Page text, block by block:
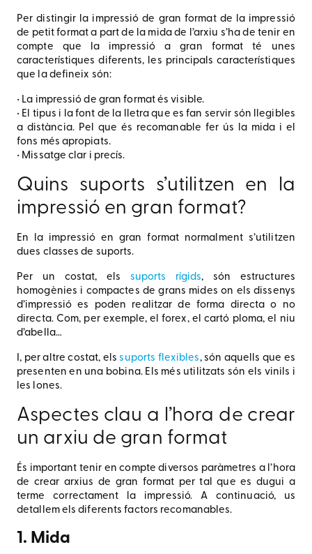
Per distingir la impressió de gran format de la impressió
de petit format a part de la mida de l’arxiu s’ha de tenir en
compte que la impressió a gran format té unes
característiques diferents, les principals característiques
que la defineix són:
• La impressió de gran format és visible.
• El tipus i la font de la lletra que es fan servir són llegibles
a distància. Pel que és recomanable fer ús la mida i el
fons més apropiats.
• Missatge clar i precís.
Quins suports s’utilitzen en la
impressió en gran format?
En la impressió en gran format normalment s’utilitzen
dues classes de suports.
Per un costat, els suports rígids, són estructures
homogènies i compactes de grans mides on els dissenys
d’impressió es poden realitzar de forma directa o no
directa. Com, per exemple, el forex, el cartó ploma, el niu
d’abella…
I, per altre costat, elssuports flexibles, són aquells que es
presenten en una bobina. Els més utilitzats són els vinils i
les lones.
Aspectes clau a l’hora de crear
un arxiu de gran format
És important tenir en compte diversos paràmetres a l’hora
de crear arxius de gran format per tal que es dugui a
terme correctament la impressió. A continuació, us
detallem els diferents factors recomanables.
1. Mida